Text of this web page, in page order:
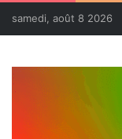
samedi, août 8 2026